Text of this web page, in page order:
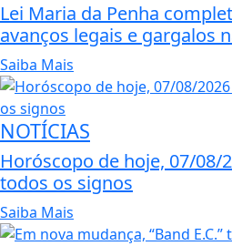
Lei Maria da Penha
avanços legais e gargalos
Saiba Mais
NOTÍCIAS
Horóscopo de hoje, 07/08/
todos os signos
Saiba Mais